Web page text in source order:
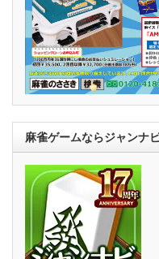
麻雀ゲームならジャンナ